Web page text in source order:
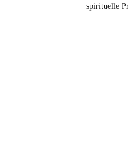
spirituelle